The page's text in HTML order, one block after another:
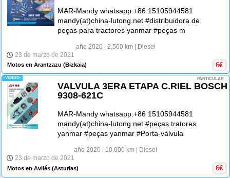
MAR-Mandy whatsapp:+86 15105944581
mandy(at)china-lutong.net #distribuidora de
peças para tractores yanmar #peças m
año 2020| 2.500 km| Diesel
23 de marzo de 2021
Motos en Arantzazu (Bizkaia) 6€
-VENDO- PARTICULAR
VALVULA 3ERA ETAPA C.RIEL BOSCH
9308-621C
MAR-Mandy whatsapp:+86 15105944581
mandy(at)china-lutong.net #peças tratores
yanmar #peças yanmar #Porta-válvula
año 2020 | 10.000 km | Diesel
23 de marzo de 2021
Motos en Avilés (Asturias) 6€